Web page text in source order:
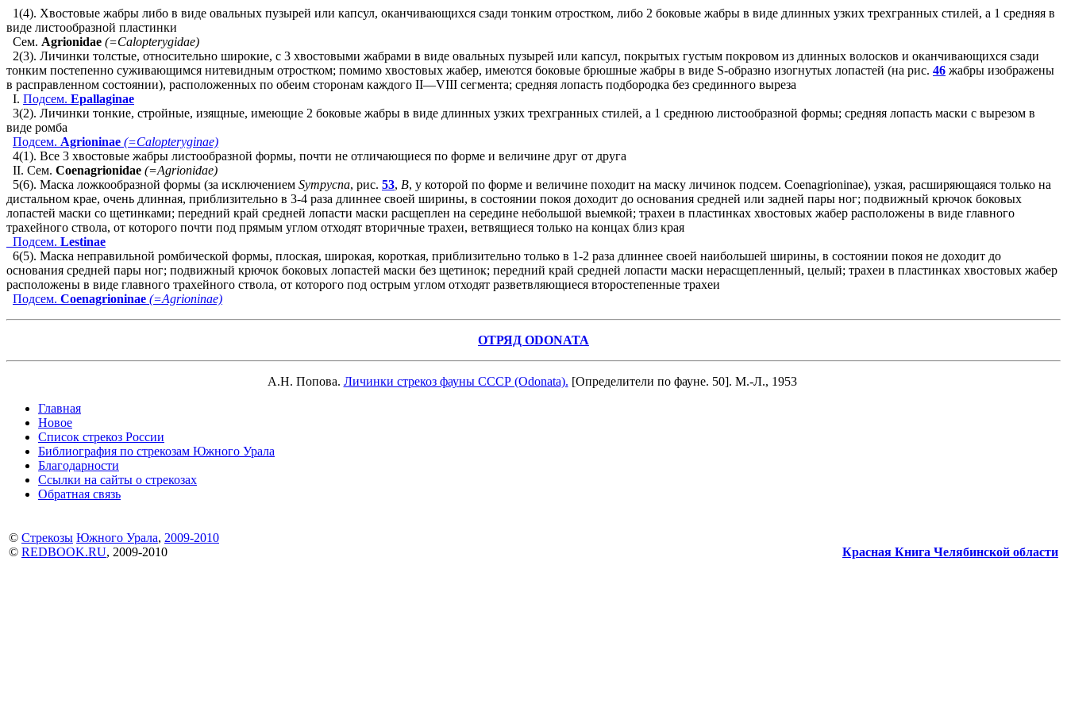
1(4). Хвостовые жабры либо в виде овальных пузырей или капсул, оканчивающихся сзади тонким отростком, либо 2 боковые жабры в виде длинных узких трехгранных стилей, а 1 средняя в
виде листообразной пластинки
Сем. Agrionidae (=Calopterygidae)
2(3). Личинки толстые, относительно широкие, с 3 хвостовыми жабрами в виде овальных пузырей или капсул, покрытых густым покровом из длинных волосков и оканчивающихся сзади
тонким постепенно суживающимся нитевидным отростком; помимо хвостовых жабер, имеются боковые брюшные жабры в виде S-образно изогнутых лопастей (на рис. 46 жабры изображены
в расправленном состоянии), расположенных по обеим сторонам каждого II—VIII сегмента; средняя лопасть подбородка без срединного выреза
I. Подсем. Epallaginae
3(2). Личинки тонкие, стройные, изящные, имеющие 2 боковые жабры в виде длинных узких трехгранных стилей, а 1 среднюю листообразной формы; средняя лопасть маски с вырезом в
виде ромба
Подсем. Agrioninae (=Calopteryginae)
4(1). Все 3 хвостовые жабры листообразной формы, почти не отличающиеся по форме и величине друг от друга
II. Сем. Coenagrionidae (=Agrionidae)
5(6). Маска ложкообразной формы (за исключением Sympycna, рис. 53, В, у которой по форме и величине походит на маску личинок подсем. Coenagrioninae), узкая, расширяющаяся только на
дистальном крае, очень длинная, приблизительно в 3-4 раза длиннее своей ширины, в состоянии покоя доходит до основания средней или задней пары ног; подвижный крючок боковых
лопастей маски со щетинками; передний край средней лопасти маски расщеплен на середине небольшой выемкой; трахеи в пластинках хвостовых жабер расположены в виде главного
трахейного ствола, от которого почти под прямым углом отходят вторичные трахеи, ветвящиеся только на концах близ края
Подсем. Lestinae
6(5). Маска неправильной ромбической формы, плоская, широкая, короткая, приблизительно только в 1-2 раза длиннее своей наибольшей ширины, в состоянии покоя не доходит до
основания средней пары ног; подвижный крючок боковых лопастей маски без щетинок; передний край средней лопасти маски нерасщепленный, целый; трахеи в пластинках хвостовых жабер
расположены в виде главного трахейного ствола, от которого под острым углом отходят разветвляющиеся второстепенные трахеи
Подсем. Coenagrioninae (=Agrioninae)
ОТРЯД ODONATA
А.Н. Попова. Личинки стрекоз фауны СССР (Odonata). [Определители по фауне. 50]. М.-Л., 1953
Главная
Новое
Список стрекоз России
Библиография по стрекозам Южного Урала
Благодарности
Ссылки на сайты о стрекозах
Обратная связь
© Стрекозы Южного Урала, 2009-2010
© REDBOOK.RU, 2009-2010 Красная Книга Челябинской области